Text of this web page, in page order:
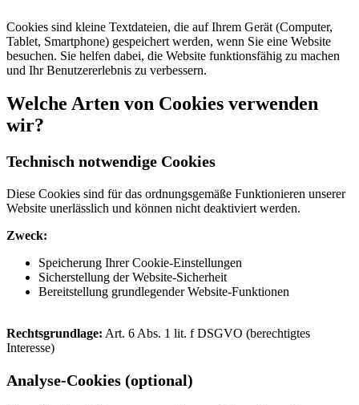
Cookies sind kleine Textdateien, die auf Ihrem Gerät (Computer,
Tablet, Smartphone) gespeichert werden, wenn Sie eine Website
besuchen. Sie helfen dabei, die Website funktionsfähig zu machen
und Ihr Benutzererlebnis zu verbessern.
Welche Arten von Cookies verwenden
wir?
Technisch notwendige Cookies
Diese Cookies sind für das ordnungsgemäße Funktionieren unserer
Website unerlässlich und können nicht deaktiviert werden.
Zweck:
Speicherung Ihrer Cookie-Einstellungen
Sicherstellung der Website-Sicherheit
Bereitstellung grundlegender Website-Funktionen
Rechtsgrundlage: Art. 6 Abs. 1 lit. f DSGVO (berechtigtes
Interesse)
Analyse-Cookies (optional)